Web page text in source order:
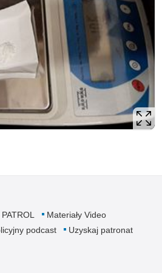
Materiały Video
podcast Uzyskaj patronat